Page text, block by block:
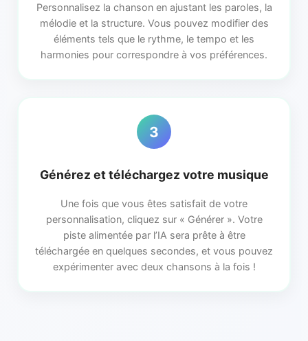
Personnalisez la chanson en ajustant les paroles, la
mélodie et la structure. Vous pouvez modifier des
éléments tels que le rythme, le tempo et les
harmonies pour correspondre à vos préférences.
3
Générez et téléchargez votre musique
Une fois que vous êtes satisfait de votre
personnalisation, cliquez sur « Générer ». Votre
piste alimentée par l’IA sera prête à être
téléchargée en quelques secondes, et vous pouvez
expérimenter avec deux chansons à la fois !